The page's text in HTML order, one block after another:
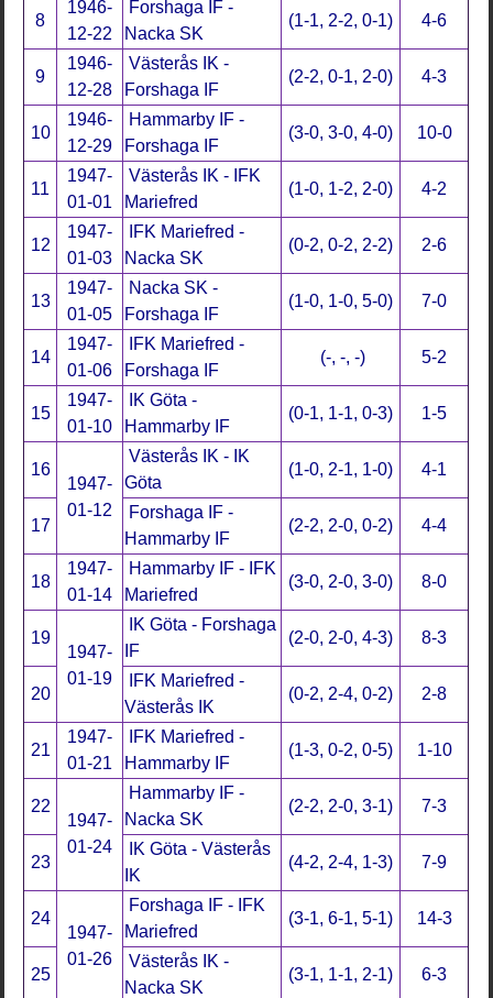
8
1946-
12-22
Forshaga IF -
Nacka SK
(1-1, 2-2, 0-1) 4-6
9
1946-
12-28
Västerås IK -
Forshaga IF
(2-2, 0-1, 2-0) 4-3
10
1946-
12-29
Hammarby IF -
Forshaga IF
(3-0, 3-0, 4-0) 10-0
11
1947-
01-01
Västerås IK - IFK
Mariefred
(1-0, 1-2, 2-0) 4-2
12
1947-
01-03
IFK Mariefred -
Nacka SK
(0-2, 0-2, 2-2) 2-6
13
1947-
01-05
Nacka SK -
Forshaga IF
(1-0, 1-0, 5-0) 7-0
14
1947-
01-06
IFK Mariefred -
Forshaga IF
(-, -, -) 5-2
15
1947-
01-10
IK Göta -
Hammarby IF
(0-1, 1-1, 0-3) 1-5
16
1947-
01-12
Västerås IK - IK
Göta
(1-0, 2-1, 1-0) 4-1
17
Forshaga IF -
Hammarby IF
(2-2, 2-0, 0-2) 4-4
18
1947-
01-14
Hammarby IF - IFK
Mariefred
(3-0, 2-0, 3-0) 8-0
19
1947-
01-19
IK Göta - Forshaga
IF
(2-0, 2-0, 4-3) 8-3
20
IFK Mariefred -
Västerås IK
(0-2, 2-4, 0-2) 2-8
21
1947-
01-21
IFK Mariefred -
Hammarby IF
(1-3, 0-2, 0-5) 1-10
22
1947-
01-24
Hammarby IF -
Nacka SK
(2-2, 2-0, 3-1) 7-3
23
IK Göta - Västerås
IK
(4-2, 2-4, 1-3) 7-9
24
1947-
01-26
Forshaga IF - IFK
Mariefred
(3-1, 6-1, 5-1) 14-3
25
Västerås IK -
Nacka SK
(3-1, 1-1, 2-1) 6-3